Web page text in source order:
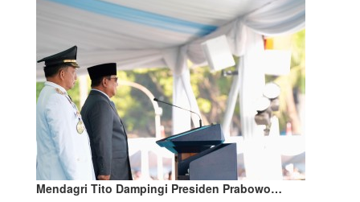
Mendagri Tito Dampingi Presiden Prabowo…